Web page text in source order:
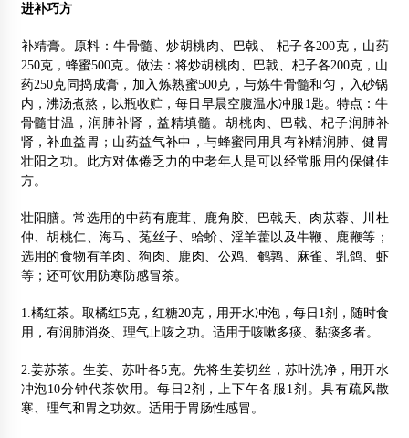
进补巧方
补精膏。原料：牛骨髓、炒胡桃肉、巴戟、 杞子各200克，山药
250克，蜂蜜500克。做法：将炒胡桃肉、巴戟、杞子各200克，山
药250克同捣成膏，加入炼熟蜜500克，与炼牛骨髓和匀，入砂锅
内，沸汤煮熬，以瓶收贮，每日早晨空腹温水冲服1匙。特点：牛
骨髓甘温，润肺补肾，益精填髓。胡桃肉、巴戟、杞子润肺补
肾，补血益胃；山药益气补中，与蜂蜜同用具有补精润肺、健胃
壮阳之功。此方对体倦乏力的中老年人是可以经常服用的保健佳
方。
壮阳膳。常选用的中药有鹿茸、鹿角胶、巴戟天、肉苁蓉、川杜
仲、胡桃仁、海马、菟丝子、蛤蚧、淫羊藿以及牛鞭、鹿鞭等；
选用的食物有羊肉、狗肉、鹿肉、公鸡、鹌鹑、麻雀、乳鸽、虾
等；还可饮用防寒防感冒茶。
1.橘红茶。取橘红5克，红糖20克，用开水冲泡，每日1剂，随时食
用，有润肺消炎、理气止咳之功。适用于咳嗽多痰、黏痰多者。
2.姜苏茶。生姜、苏叶各5克。先将生姜切丝，苏叶洗净，用开水
冲泡10分钟代茶饮用。每日2剂，上下午各服1剂。具有疏风散
寒、理气和胃之功效。适用于胃肠性感冒。